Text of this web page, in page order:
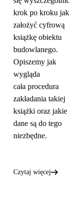
krok po kroku jak
założyć cyfrową
książkę obiektu
budowlanego.
Opiszemy jak
wygląda
cała procedura
zakładania takiej
książki oraz jakie
dane są do tego
niezbędne.
Czytaj więcej